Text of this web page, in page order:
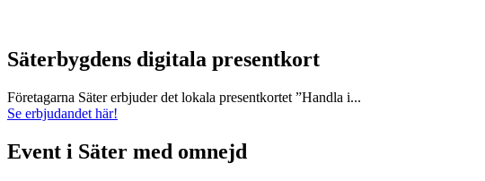
Säterbygdens digitala presentkort
Företagarna Säter erbjuder det lokala presentkortet ”Handla i...
Se erbjudandet här!
Event i Säter med omnejd